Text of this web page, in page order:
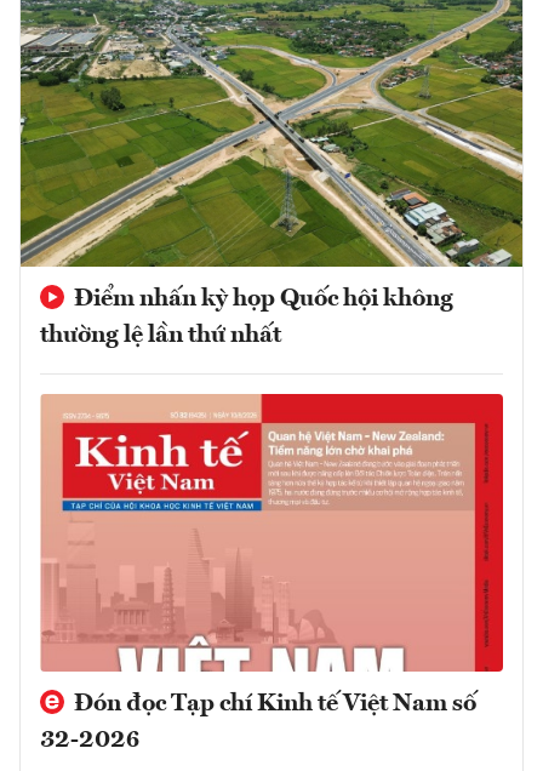
Điểm nhấn kỳ họp Quốc hội không
thường lệ lần thứ nhất
Đón đọc Tạp chí Kinh tế Việt Nam số
32-2026